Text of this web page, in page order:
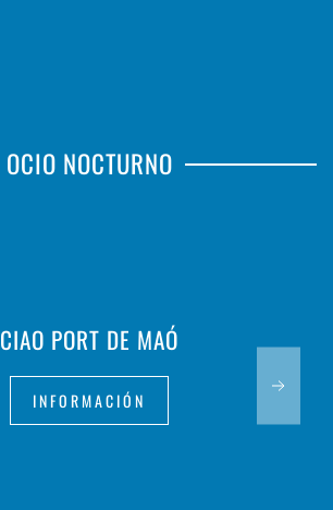
OCIO NOCTURNO
CIAO PORT DE MAÓ
INFORMACIÓN